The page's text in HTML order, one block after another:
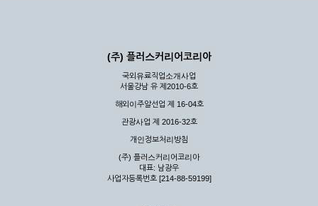
(주) 플러스커리어코리아
국외유료직업소개사업
서울강남 유 제2010-6호
해외이주알선업 제 16-04호
관광사업 제 2016-32호
개인정보처리방침
(주) 플러스커리어코리아
대표: 남광우
사업자등록번호 [214-88-59199]